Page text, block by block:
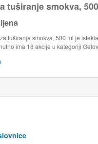
tuširanje smokva,
tuširanje smokva, 500 ml je
ima 18 akcije u kategoriji